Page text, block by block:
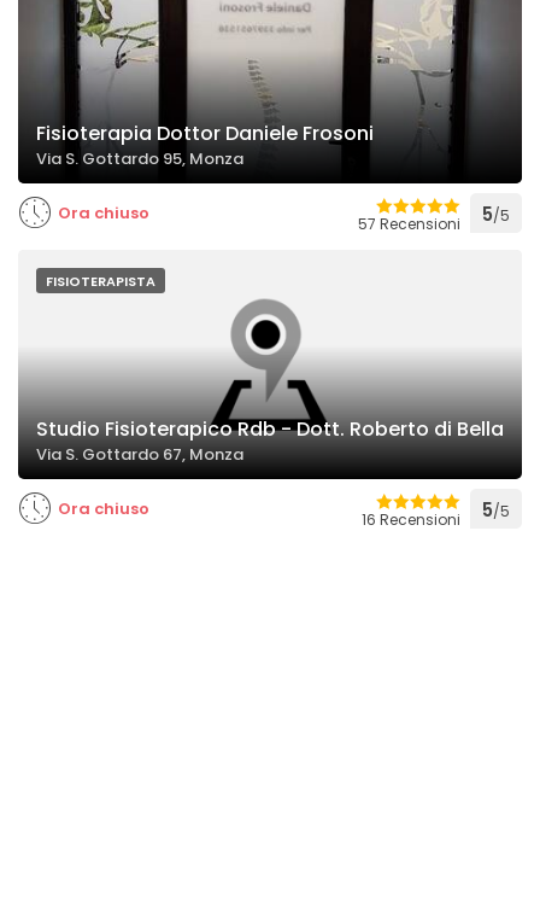
Fisioterapia Dottor Daniele Frosoni
Via S. Gottardo 95, Monza
Ora chiuso 57 Recensioni 5/5
FISIOTERAPISTA
Studio Fisioterapico Rdb - Dott. Roberto di Bella
Via S. Gottardo 67, Monza
Ora chiuso 16 Recensioni 5/5